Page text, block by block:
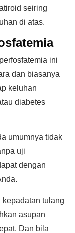
seiring
di atas.
ini
dan biasanya
keluhan
diabetes
umumnya tidak
uji
dengan
kepadatan tulang
asupan
Dan bila